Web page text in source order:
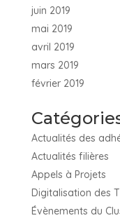
juin 2019
mai 2019
avril 2019
mars 2019
février 2019
Actualités des
Actualités filières
Appels à Projets
Digitalisation des
Évènements du